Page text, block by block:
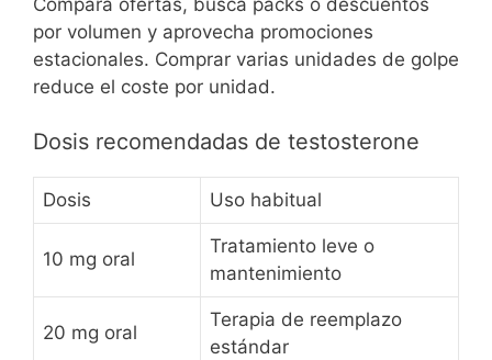
por volumen y aprovecha promociones
estacionales. Comprar varias unidades de golpe
reduce el coste por unidad.
Dosis recomendadas de testosterone
Dosis Uso habitual
10 mg oral
Tratamiento leve o
mantenimiento
20 mg oral
Terapia de reemplazo
estándar